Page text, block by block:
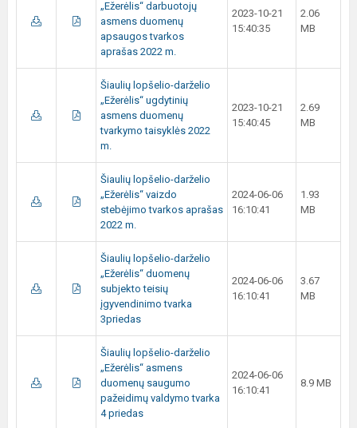
„Ežerėlis“ darbuotojų
asmens duomenų
apsaugos tvarkos
aprašas 2022 m.
2023-10-21
15:40:35
2.06
MB
Šiaulių lopšelio-darželio
„Ežerėlis“ ugdytinių
asmens duomenų
tvarkymo taisyklės 2022
m.
2023-10-21
15:40:45
2.69
MB
Šiaulių lopšelio-darželio
„Ežerėlis“ vaizdo
stebėjimo tvarkos aprašas
2022 m.
2024-06-06
16:10:41
1.93
MB
Šiaulių lopšelio-darželio
„Ežerėlis“ duomenų
subjekto teisių
įgyvendinimo tvarka
3priedas
2024-06-06
16:10:41
3.67
MB
Šiaulių lopšelio-darželio
„Ežerėlis“ asmens
duomenų saugumo
pažeidimų valdymo tvarka
4 priedas
2024-06-06
16:10:41
8.9 MB